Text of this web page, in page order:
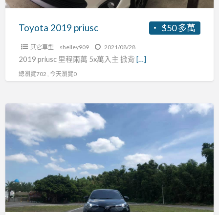
$50 多萬
Toyota 2019 priusc
其它車型 shelley909 2021/08/28
2019 priusc 里程兩萬 5x萬入主 掀背 […]
總瀏覽702 , 今天瀏覽0
Toyota
2018
chr